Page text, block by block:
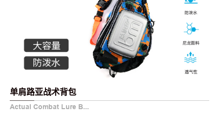
单肩路亚战术背包
Actual Combat Lure B...